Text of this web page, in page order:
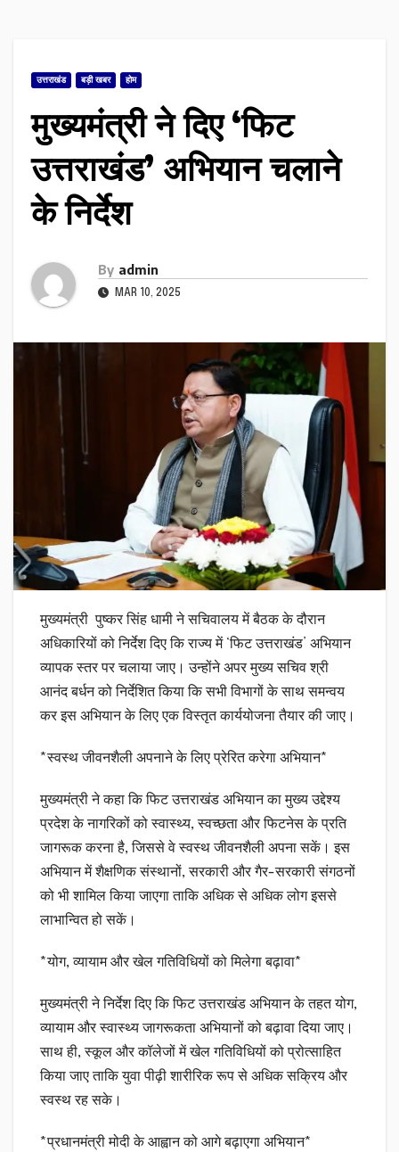
उत्तराखंड बड़ी खबर होम
मुख्यमंत्री ने दिए ‘फिट
उत्तराखंड’ अभियान चलाने
के निर्देश
By admin
MAR 10, 2025
मुख्यमंत्री पुष्कर सिंह धामी ने सचिवालय में बैठक के दौरान
अधिकारियों को निर्देश दिए कि राज्य में ‘फिट उत्तराखंड’ अभियान
व्यापक स्तर पर चलाया जाए। उन्होंने अपर मुख्य सचिव श्री
आनंद बर्धन को निर्देशित किया कि सभी विभागों के साथ समन्वय
कर इस अभियान के लिए एक विस्तृत कार्ययोजना तैयार की जाए।
*स्वस्थ जीवनशैली अपनाने के लिए प्रेरित करेगा अभियान*
मुख्यमंत्री ने कहा कि फिट उत्तराखंड अभियान का मुख्य उद्देश्य
प्रदेश के नागरिकों को स्वास्थ्य, स्वच्छता और फिटनेस के प्रति
जागरूक करना है, जिससे वे स्वस्थ जीवनशैली अपना सकें। इस
अभियान में शैक्षणिक संस्थानों, सरकारी और गैर-सरकारी संगठनों
को भी शामिल किया जाएगा ताकि अधिक से अधिक लोग इससे
लाभान्वित हो सकें।
*योग, व्यायाम और खेल गतिविधियों को मिलेगा बढ़ावा*
मुख्यमंत्री ने निर्देश दिए कि फिट उत्तराखंड अभियान के तहत योग,
व्यायाम और स्वास्थ्य जागरूकता अभियानों को बढ़ावा दिया जाए।
साथ ही, स्कूल और कॉलेजों में खेल गतिविधियों को प्रोत्साहित
किया जाए ताकि युवा पीढ़ी शारीरिक रूप से अधिक सक्रिय और
स्वस्थ रह सके।
*प्रधानमंत्री मोदी के आह्वान को आगे बढ़ाएगा अभियान*